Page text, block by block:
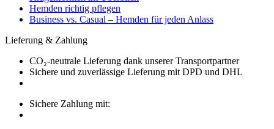
Hemden richtig pflegen
Business vs. Casual – Hemden für jeden Anlass
Lieferung & Zahlung
CO₂-neutrale Lieferung dank unserer Transportpartner
Sichere und zuverlässige Lieferung mit DPD und DHL
Sichere Zahlung mit: